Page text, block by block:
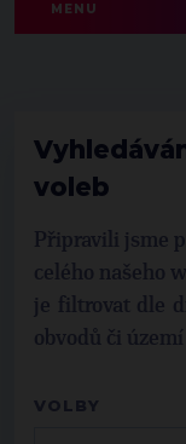
MENU
voleb
Připravili jsme
celého našeho
je filtrovat dle
obvodů či
VOLBY